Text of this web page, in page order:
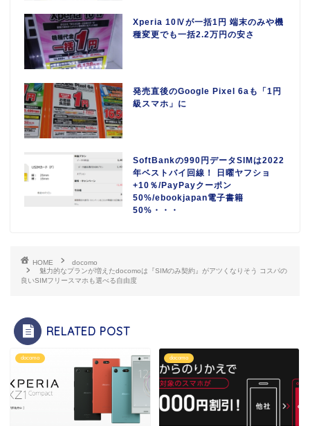
Xperia 10Ⅳが一括1円 端末のみや機
種変更でも一括2.2万円の安さ
発売直後のGoogle Pixel 6aも「1円
級スマホ」に
SoftBankの990円データSIMは2022
年ベストバイ回線！ 日曜ヤフショ
+10％/PayPayクーポン
50%/ebookjapan電子書籍
50%・・・
HOME
docomo
魅力的なプランが増えたdocomoは『SIMのみ契約』がアツくなりそう コスパの
良いSIMフリースマホも選べる自由度
RELATED POST
docomo docomo